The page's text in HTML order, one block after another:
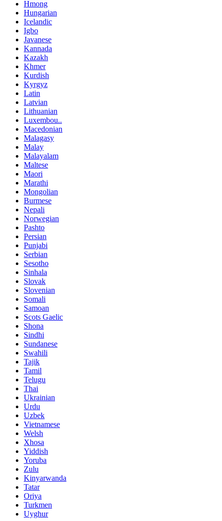
Hmong
Hungarian
Icelandic
Igbo
Javanese
Kannada
Kazakh
Khmer
Kurdish
Kyrgyz
Latin
Latvian
Lithuanian
Luxembou..
Macedonian
Malagasy
Malay
Malayalam
Maltese
Maori
Marathi
Mongolian
Burmese
Nepali
Norwegian
Pashto
Persian
Punjabi
Serbian
Sesotho
Sinhala
Slovak
Slovenian
Somali
Samoan
Scots Gaelic
Shona
Sindhi
Sundanese
Swahili
Tajik
Tamil
Telugu
Thai
Ukrainian
Urdu
Uzbek
Vietnamese
Welsh
Xhosa
Yiddish
Yoruba
Zulu
Kinyarwanda
Tatar
Oriya
Turkmen
Uyghur